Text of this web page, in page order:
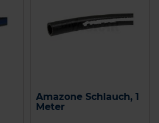
Amazone Schlauch, 1
Meter